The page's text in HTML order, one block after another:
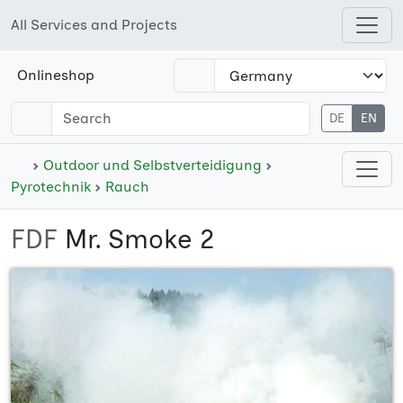
All Services and Projects
Open shops menu
Onlineshop
DE EN
Outdoor und Selbstverteidigung
Pyrotechnik
Rauch
Open
FDF Mr. Smoke 2